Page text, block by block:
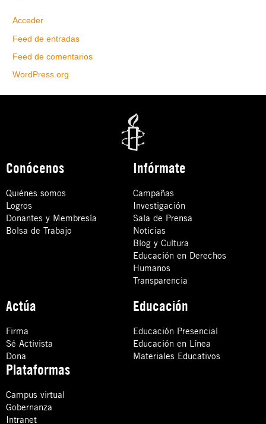
Acceder
Feed de entradas
Feed de comentarios
WordPress.org
Conócenos
Quiénes somos
Logros
Donantes y Membresía
Bolsa de Trabajo
Infórmate
Campañas
Investigación
Sala de Prensa
Noticias
Blog y Cultura
Educación en Derechos
Humanos
Transparencia
Actúa
Firma
Sé Activista
Dona
Educación
Educación Presencial
Educación en Línea
Materiales Educativos
Plataformas
Campus virtual
Gobernanza
Intranet